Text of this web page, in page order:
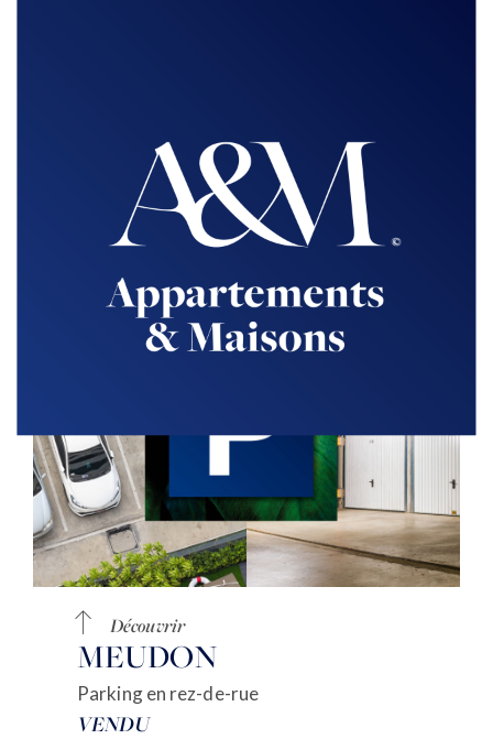
Découvrir
MEUDON
Parking en rez-de-rue
VENDU